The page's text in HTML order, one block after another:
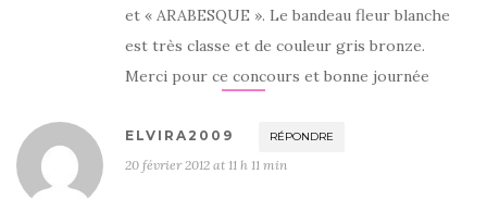
et « ARABESQUE ». Le bandeau fleur blanche
est très classe et de couleur gris bronze.
Merci pour ce concours et bonne journée
ELVIRA2009 RÉPONDRE
20 février 2012 at 11 h 11 min